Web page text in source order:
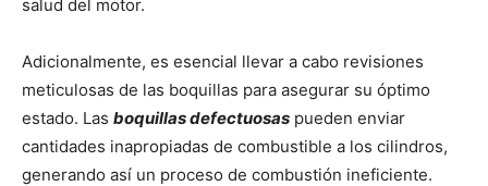
salud del motor.
Adicionalmente, es esencial llevar a cabo revisiones
meticulosas de las boquillas para asegurar su óptimo
estado. Las boquillas defectuosas pueden enviar
cantidades inapropiadas de combustible a los cilindros,
generando así un proceso de combustión ineficiente.